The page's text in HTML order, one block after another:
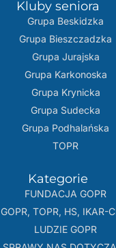
Kluby seniora
Grupa Beskidzka​
Grupa Bieszczadzka
Grupa Jurajska
Grupa Karkonoska
Grupa Krynicka
Grupa Sudecka
Grupa Podhalańska
TOPR
Kategorie
FUNDACJA GOPR
GOPR, TOPR, HS, IKAR-
LUDZIE GOPR